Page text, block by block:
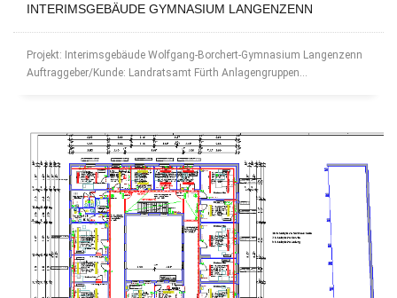
INTERIMSGEBÄUDE GYMNASIUM LANGENZENN
Projekt: Interimsgebäude Wolfgang-Borchert-Gymnasium Langenzenn
Auftraggeber/Kunde: Landratsamt Fürth Anlagengruppen...